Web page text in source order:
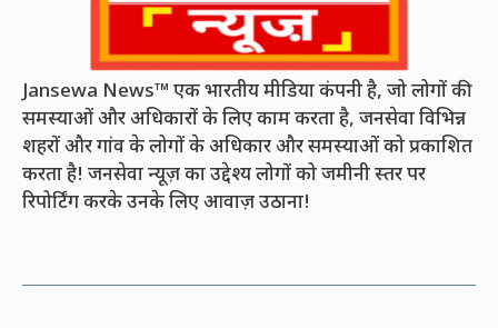
Jansewa News™ एक भारतीय मीडिया कंपनी है, जो लोगों की
समस्याओं और अधिकारों के लिए काम करता है, जनसेवा विभिन्न
शहरों और गांव के लोगों के अधिकार और समस्याओं को प्रकाशित
करता है! जनसेवा न्यूज़ का उद्देश्य लोगों को जमीनी स्तर पर
रिपोर्टिंग करके उनके लिए आवाज़ उठाना!